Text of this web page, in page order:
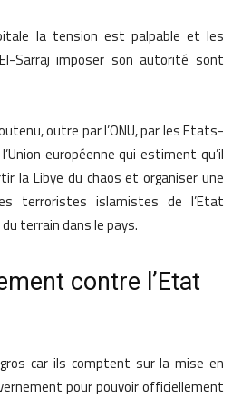
la tension est palpable et les
Sarraj imposer son autorité sont
outre par l’ONU, par les Etats-
européenne qui estiment qu’il
la Libye du chaos et organiser une
terroristes islamistes de l’Etat
terrain dans le pays.
contre l’Etat
car ils comptent sur la mise en
pour pouvoir officiellement